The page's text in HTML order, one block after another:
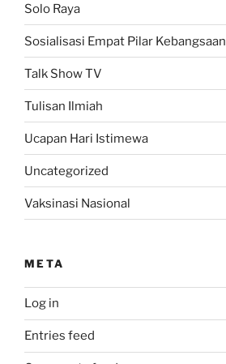
Solo Raya
Sosialisasi Empat Pilar Kebangsaan
Talk Show TV
Tulisan Ilmiah
Ucapan Hari Istimewa
Uncategorized
Vaksinasi Nasional
META
Log in
Entries feed